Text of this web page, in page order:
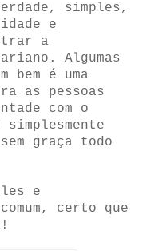
simples,
e
a
Algumas
bem é uma
as pessoas
com o
simplesmente
graça todo
e
certo que